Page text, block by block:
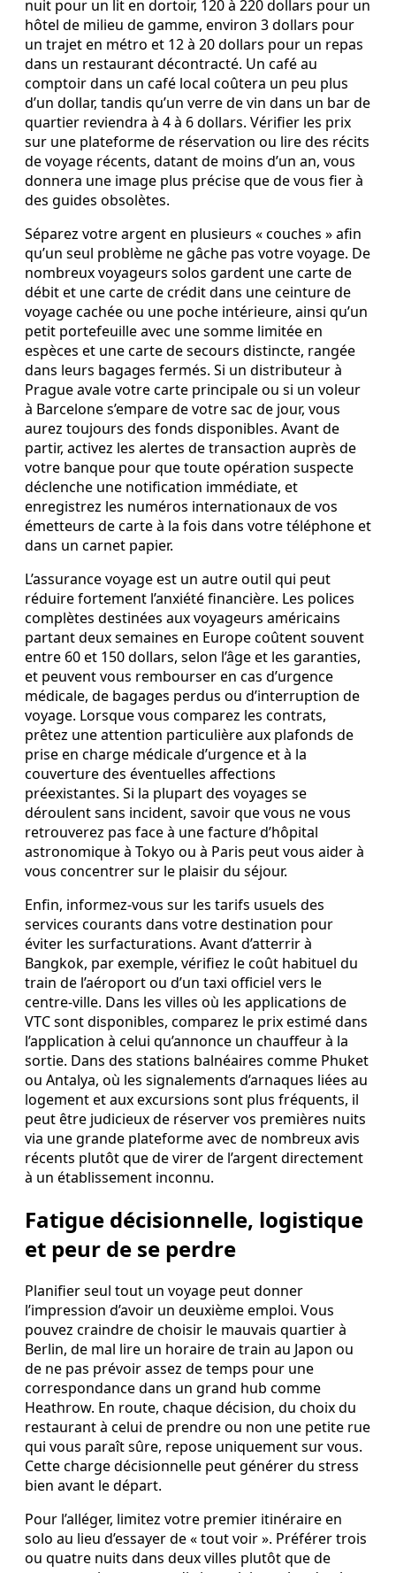
nuit pour un lit en dortoir, 120 à 220 dollars pour un
hôtel de milieu de gamme, environ 3 dollars pour
un trajet en métro et 12 à 20 dollars pour un repas
dans un restaurant décontracté. Un café au
comptoir dans un café local coûtera un peu plus
d’un dollar, tandis qu’un verre de vin dans un bar de
quartier reviendra à 4 à 6 dollars. Vérifier les prix
sur une plateforme de réservation ou lire des récits
de voyage récents, datant de moins d’un an, vous
donnera une image plus précise que de vous fier à
des guides obsolètes.
Séparez votre argent en plusieurs « couches » afin
qu’un seul problème ne gâche pas votre voyage. De
nombreux voyageurs solos gardent une carte de
débit et une carte de crédit dans une ceinture de
voyage cachée ou une poche intérieure, ainsi qu’un
petit portefeuille avec une somme limitée en
espèces et une carte de secours distincte, rangée
dans leurs bagages fermés. Si un distributeur à
Prague avale votre carte principale ou si un voleur
à Barcelone s’empare de votre sac de jour, vous
aurez toujours des fonds disponibles. Avant de
partir, activez les alertes de transaction auprès de
votre banque pour que toute opération suspecte
déclenche une notification immédiate, et
enregistrez les numéros internationaux de vos
émetteurs de carte à la fois dans votre téléphone et
dans un carnet papier.
L’assurance voyage est un autre outil qui peut
réduire fortement l’anxiété financière. Les polices
complètes destinées aux voyageurs américains
partant deux semaines en Europe coûtent souvent
entre 60 et 150 dollars, selon l’âge et les garanties,
et peuvent vous rembourser en cas d’urgence
médicale, de bagages perdus ou d’interruption de
voyage. Lorsque vous comparez les contrats,
prêtez une attention particulière aux plafonds de
prise en charge médicale d’urgence et à la
couverture des éventuelles affections
préexistantes. Si la plupart des voyages se
déroulent sans incident, savoir que vous ne vous
retrouverez pas face à une facture d’hôpital
astronomique à Tokyo ou à Paris peut vous aider à
vous concentrer sur le plaisir du séjour.
Enfin, informez-vous sur les tarifs usuels des
services courants dans votre destination pour
éviter les surfacturations. Avant d’atterrir à
Bangkok, par exemple, vérifiez le coût habituel du
train de l’aéroport ou d’un taxi officiel vers le
centre-ville. Dans les villes où les applications de
VTC sont disponibles, comparez le prix estimé dans
l’application à celui qu’annonce un chauffeur à la
sortie. Dans des stations balnéaires comme Phuket
ou Antalya, où les signalements d’arnaques liées au
logement et aux excursions sont plus fréquents, il
peut être judicieux de réserver vos premières nuits
via une grande plateforme avec de nombreux avis
récents plutôt que de virer de l’argent directement
à un établissement inconnu.
Fatigue décisionnelle, logistique
et peur de se perdre
Planifier seul tout un voyage peut donner
l’impression d’avoir un deuxième emploi. Vous
pouvez craindre de choisir le mauvais quartier à
Berlin, de mal lire un horaire de train au Japon ou
de ne pas prévoir assez de temps pour une
correspondance dans un grand hub comme
Heathrow. En route, chaque décision, du choix du
restaurant à celui de prendre ou non une petite rue
qui vous paraît sûre, repose uniquement sur vous.
Cette charge décisionnelle peut générer du stress
bien avant le départ.
Pour l’alléger, limitez votre premier itinéraire en
solo au lieu d’essayer de « tout voir ». Préférer trois
ou quatre nuits dans deux villes plutôt que de